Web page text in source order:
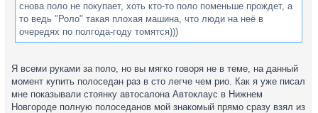
снова поло не покупает, хоть кто-то поло поменьше прождет, а
то ведь "Роло" такая плохая машина, что люди на неё в
очередях по полгода-году томятся)))
Я всеми руками за поло, но вы мягко говоря не в теме, на данный
момент купить полоседан раз в сто легче чем рио. Как я уже писал
мне показывали стоянку автосалона Автоклаус в Нижнем
Новгороде полную полоседанов мой знакомый прямо сразу взял из